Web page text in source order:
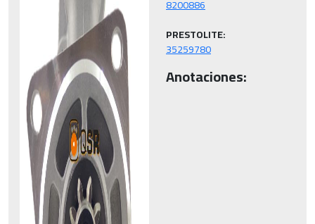
PRESTOLITE:
35259780
Anotaciones: